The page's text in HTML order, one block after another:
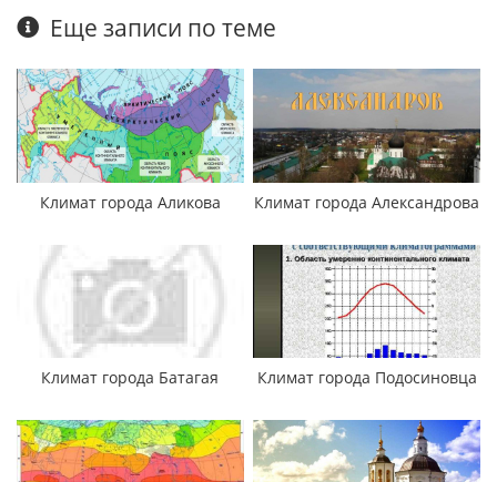
Еще записи по теме
Климат города Аликова Климат города Александрова
Климат города Батагая Климат города Подосиновца